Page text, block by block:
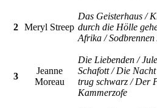
2 Meryl Streep
Das Geisterhaus /
durch die Hölle
Afrika /
3
Jeanne
Moreau
Die Liebenden /
Schafott / Die
trug schwarz / Der
Kammerzofe